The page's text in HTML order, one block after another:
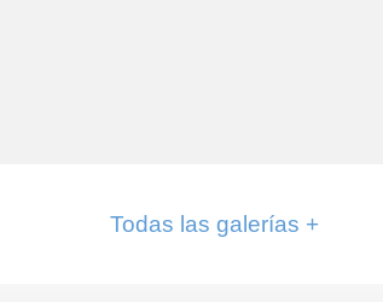
Todas las galerías +